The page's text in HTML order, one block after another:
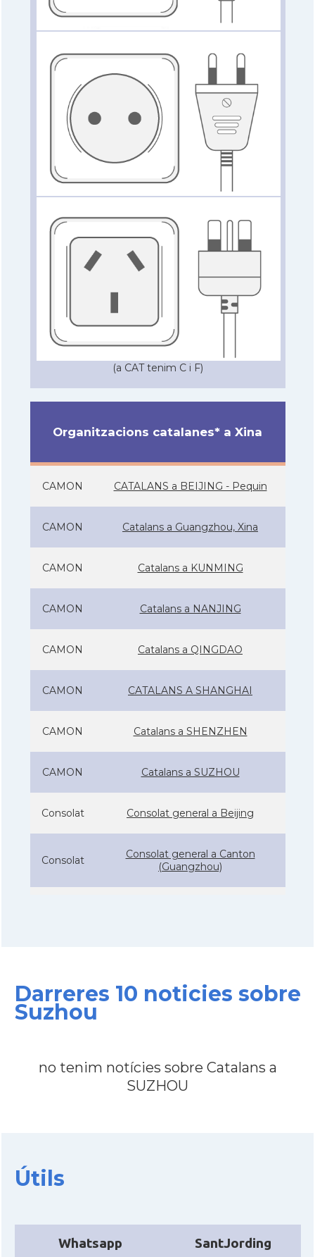
(a CAT tenim C i F)
Organitzacions catalanes* a Xina
CAMON CATALANS a BEIJING - Pequin
CAMON Catalans a Guangzhou, Xina
CAMON Catalans a KUNMING
CAMON Catalans a NANJING
CAMON Catalans a QINGDAO
CAMON CATALANS A SHANGHAI
CAMON Catalans a SHENZHEN
CAMON Catalans a SUZHOU
Consolat Consolat general a Beijing
Consolat
Consolat general a Canton
(Guangzhou)
Darreres 10 noticies sobre
Suzhou
no tenim notícies sobre Catalans a
SUZHOU
Útils
Whatsapp SantJording